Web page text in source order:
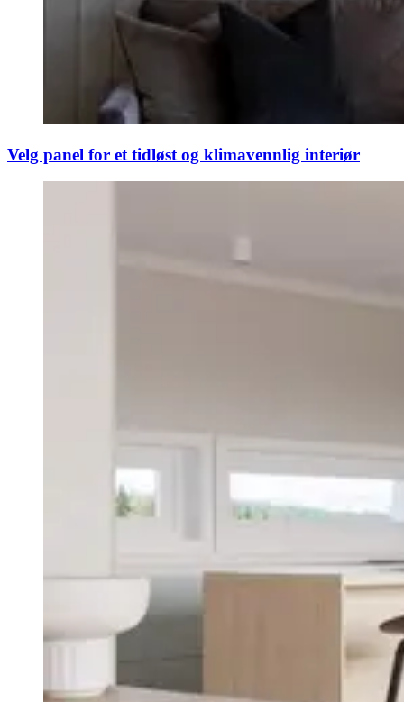
Velg panel for et tidløst og klimavennlig interiør